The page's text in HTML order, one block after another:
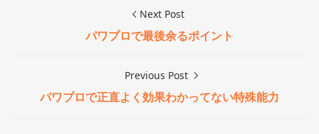
Next Post
パワプロで最後余るポイント
Previous Post
パワプロで正直よく効果わかってない特殊能力